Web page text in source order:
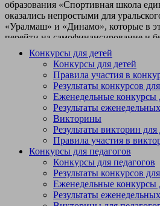
Конкурсы для детей
Конкурсы для детей
Правила участия в
Результаты конкурсов
Еженедельные конкурсы
Результаты
Викторины
Результаты викторин для
Правила участия в
Конкурсы для педагогов
Конкурсы для педагогов
Результаты конкурсов
Еженедельные конкурсы
Результаты